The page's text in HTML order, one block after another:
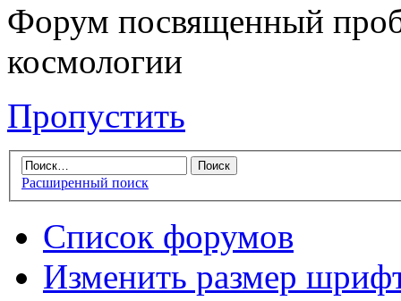
Форум посвященный
космологии
Пропустить
Расширенный поиск
Список форумов
Изменить размер